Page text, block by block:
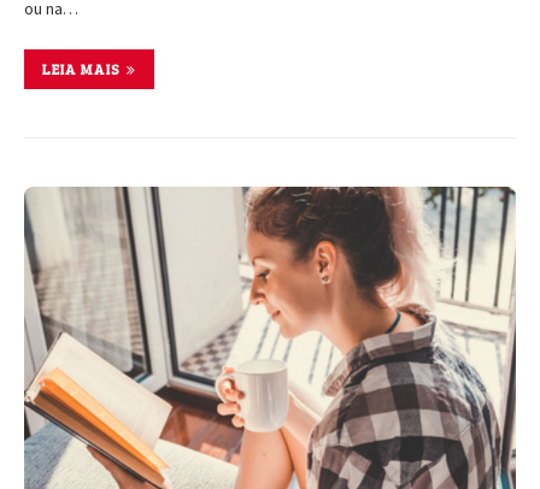
ou na…
LEIA MAIS